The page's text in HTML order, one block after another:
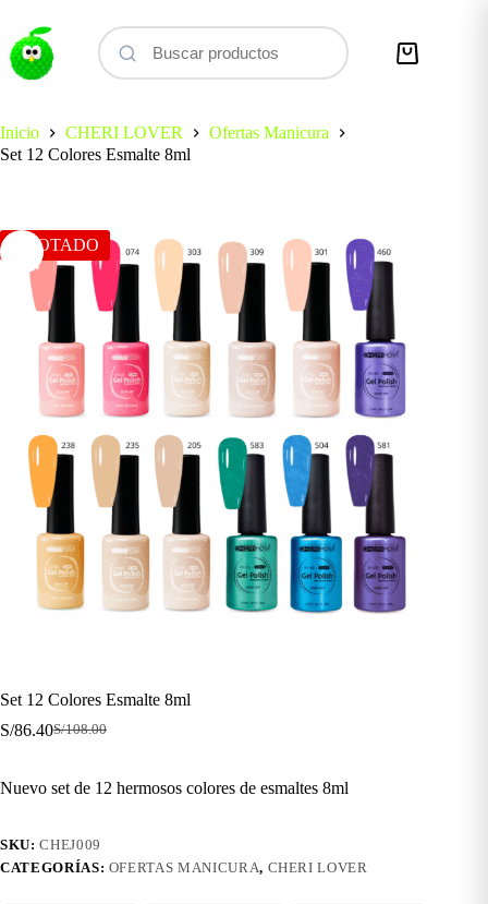
contenido
Carro
Inicio
CHERI LOVER
Ofertas Manicura
Set 12 Colores Esmalte 8ml
AGOTADO
Set 12 Colores Esmalte 8ml
S/108.00
El
era:
S/86.40El
es:
Nuevo set de 12 hermosos colores de esmaltes 8ml
SKU:CHEJ009
CATEGORÍAS: OFERTAS MANICURA, CHERI LOVER